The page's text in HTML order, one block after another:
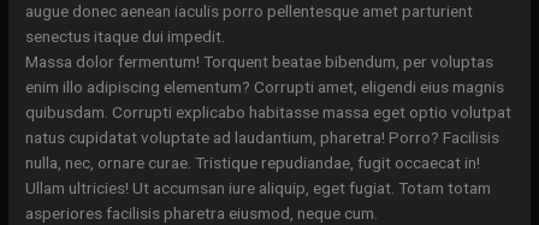
augue donec aenean iaculis porro pellentesque amet parturient
senectus itaque dui impedit.
Massa dolor fermentum! Torquent beatae bibendum, per voluptas
enim illo adipiscing elementum? Corrupti amet, eligendi eius magnis
quibusdam. Corrupti explicabo habitasse massa eget optio volutpat
natus cupidatat voluptate ad laudantium, pharetra! Porro? Facilisis
nulla, nec, ornare curae. Tristique repudiandae, fugit occaecat in!
Ullam ultricies! Ut accumsan iure aliquip, eget fugiat. Totam totam
asperiores facilisis pharetra eiusmod, neque cum.